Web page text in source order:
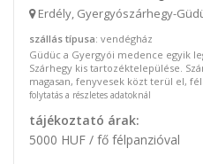
Erdély, Gyergyószárhegy-
szállás típusa: vendégház
Güdüc a Gyergyói medence egyik
Szárhegy kis tartozéktelepülése.
magasan, fenyvesek közt terül el,
folytatás a részletes adatoknál
tájékoztató árak:
5000 HUF / fő félpanzióval